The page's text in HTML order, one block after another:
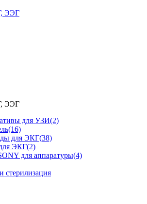
ЭЭГ
ЭЭГ
для УЗИ(2)
(16)
для ЭКГ(38)
ЭКГ(2)
для аппаратуры(4)
стерилизация